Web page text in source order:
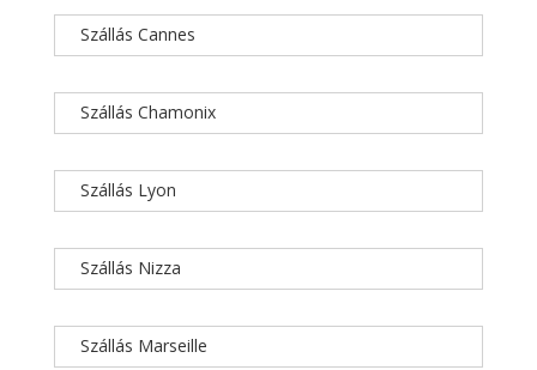
Szállás Cannes
Szállás Chamonix
Szállás Lyon
Szállás Nizza
Szállás Marseille